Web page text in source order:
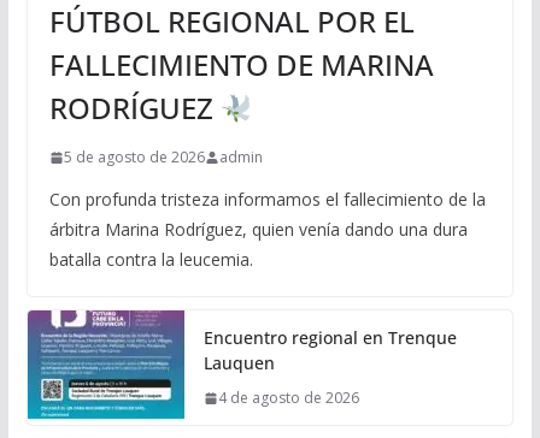
FÚTBOL REGIONAL POR EL
FALLECIMIENTO DE MARINA
RODRÍGUEZ
5 de agosto de 2026 admin
Con profunda tristeza informamos el fallecimiento de la
árbitra Marina Rodríguez, quien venía dando una dura
batalla contra la leucemia.
Encuentro regional en Trenque
Lauquen
4 de agosto de 2026